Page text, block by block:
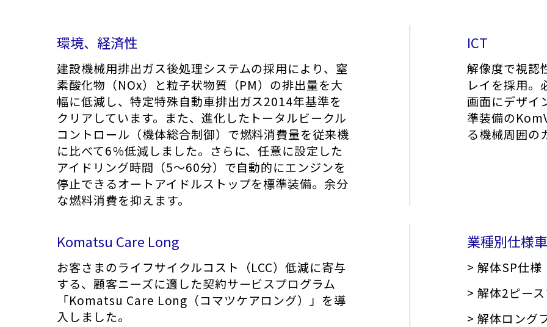
環境、経済性
建設機械用排出ガス後処理システムの採用により、窒
素酸化物（NOx）と粒子状物質（PM）の排出量を大
幅に低減し、特定特殊自動車排出ガス2014年基準を
クリアしています。また、進化したトータルビークル
コントロール（機体総合制御）で燃料消費量を従来機
に比べて6％低減しました。さらに、任意に設定した
アイドリング時間（5～60分）で自動的にエンジンを
停止できるオートアイドルストップを標準装備。余分
な燃料消費を抑えます。
ICT
解像度で視認
レイを採用。
画面にデザイ
準装備の
る機械周囲の
Komatsu Care Long
お客さまのライフサイクルコスト（LCC）低減に寄与
する、顧客ニーズに適した契約サービスプログラム
「Komatsu Care Long（コマツケアロング）」を導
入しました。
業種別仕様
> 解体SP仕様
> 解体2ピー
> 解体ロング